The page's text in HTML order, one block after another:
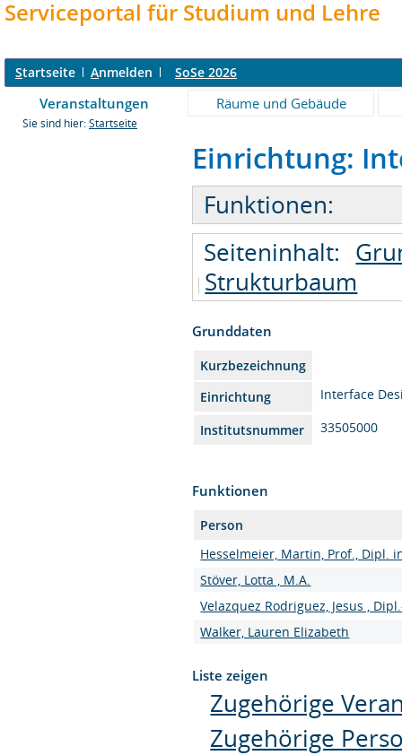
Serviceportal für Studium und Lehre
Startseite Anmelden SoSe 2026
Veranstaltungen Räume und Gebäude
Sie sind hier: Startseite
Einrichtung:
Funktionen:
Seiteninhalt:
Strukturbaum
Grunddaten
Kurzbezeichnung
Einrichtung
Interface
Institutsnummer 33505000
Funktionen
Person
Hesselmeier, Martin, Prof., Dipl.
Stöver, Lotta , M.A.
Velazquez Rodriguez, Jesus ,
Walker, Lauren Elizabeth
Liste zeigen
Zugehörige
Zugehörige